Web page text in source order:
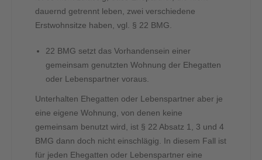
dauernd getrennt leben, zwei verschiedene
Erstwohnsitze haben, vgl. § 22 BMG.
22 BMG setzt das Vorhandensein einer
gemeinsam genutzten Wohnung der Ehegatten
oder Lebenspartner voraus.
Unterhalten Ehegatten oder Lebenspartner aber je
eine eigene Wohnung, von denen keine
gemeinsam benutzt wird, ist § 22 Absatz 1, 3 und 4
BMG dann doch nicht einschlägig. In diesem Fall ist
für jeden Ehegatten oder Lebenspartner eine